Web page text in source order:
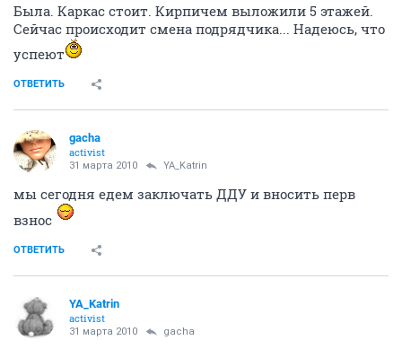
Была. Каркас стоит. Кирпичем выложили 5 этажей.
Сейчас происходит смена подрядчика... Надеюсь, что
успеют
ОТВЕТИТЬ
gacha
activist
31 марта 2010 YA_Katrin
мы сегодня едем заключать ДДУ и вносить перв
взнос
ОТВЕТИТЬ
YA_Katrin
activist
31 марта 2010 gacha